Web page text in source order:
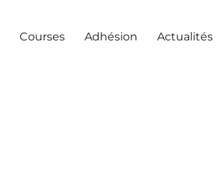
Courses Adhésion Actualités